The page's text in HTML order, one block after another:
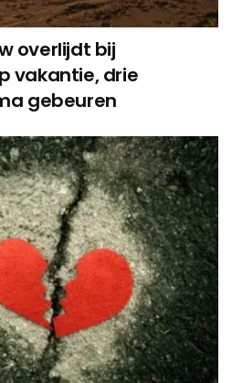
overlijdt bij
vakantie, drie
gebeuren